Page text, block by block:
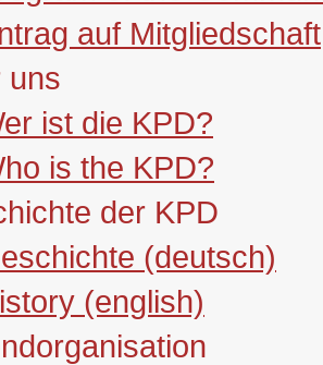
auf Mitgliedschaft
uns
ist die KPD?
is the KPD?
der KPD
(deutsch)
(english)